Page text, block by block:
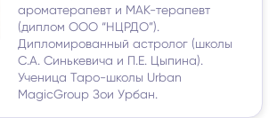
ароматерапевт и МАК-терапевт
(диплом ООО “НЦРДО”).
Дипломированный астролог (школы
С.А. Синькевича и П.Е. Цыпина).
Ученица Таро-школы Urban
MagicGroup Зои Урбан.